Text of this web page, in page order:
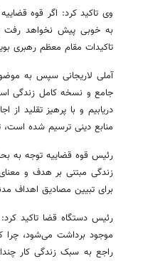
وی تاکید کرد: اگر قوه
به خوبی پیش نخواهد رفت
تاکیدات مقام معظم رهبری
آملی لاریجانی سپس به
جامع و نسخه کامل زندگی
دریابیم و با پرهیز تقلید
منابع دینی ترسیم شده است،
رئیس قوه قضاییه توجه به
زندگی مبتنی بر هدف و
برای تبیین مصادیق
رئیس دستگاه قضا تاکید
موجود برداشت می‌شود، چرا
راجع به سبک زندگی کار